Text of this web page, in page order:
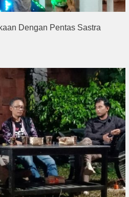
Dengan Pentas Sastra